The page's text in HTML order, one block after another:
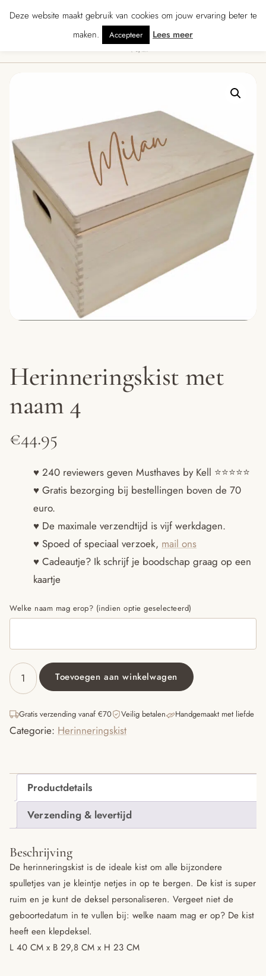
· Gratis verzending vanaf € 70 · Gratis kaartje met je bestelling •
Herinneringskist met
naam 4
€44.95
♥ 240 reviewers geven Musthaves by Kell ⭐️⭐️⭐️⭐️⭐️
♥ Gratis bezorging bij bestellingen boven de 70
euro.
♥ De maximale verzendtijd is vijf werkdagen.
♥ Spoed of speciaal verzoek, mail ons
♥ Cadeautje? Ik schrijf je boodschap graag op een
kaartje
Welke naam mag erop? (indien optie geselecteerd)
Herinneringskist
met
4
aantal
Toevoegen aan winkelwagen
Gratis verzending vanaf €70 Veilig betalen Handgemaakt met liefde
Categorie: Herinneringskist
Productdetails
Verzending & levertijd
Beschrijving
De herinneringskist is de ideale kist om alle bijzondere
spulletjes van je kleintje netjes in op te bergen. De kist is super
ruim en je kunt de deksel personaliseren. Vergeet niet de
geboortedatum in te vullen bij: welke naam mag er op? De kist
heeft een klepdeksel.
L 40 CM x B 29,8 CM x H 23 CM
Deze website maakt gebruik van cookies om jouw ervaring beter te
maken.
Accepteer Lees meer